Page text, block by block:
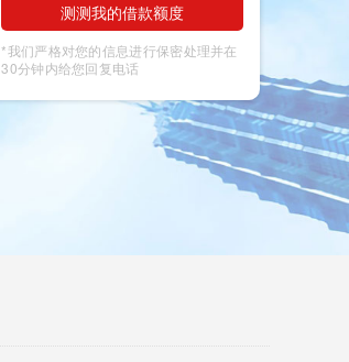
测测我的借款额度
*我们严格对您的信息进行保密处理并在
30分钟内给您回复电话